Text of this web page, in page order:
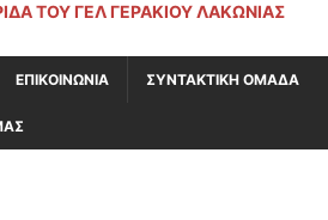
ΤΟΥ ΓΕΛ ΓΕΡΑΚΊΟΥ ΛΑΚΩΝΊΑΣ
ΕΠΙΚΟΙΝΩΝΙΑ ΣΥΝΤΑΚΤΙΚΗ ΟΜΑΔΑ